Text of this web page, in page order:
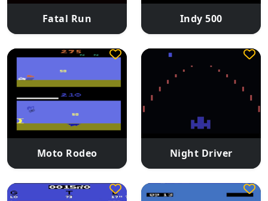
Fatal Run Indy 500
Moto Rodeo Night Driver